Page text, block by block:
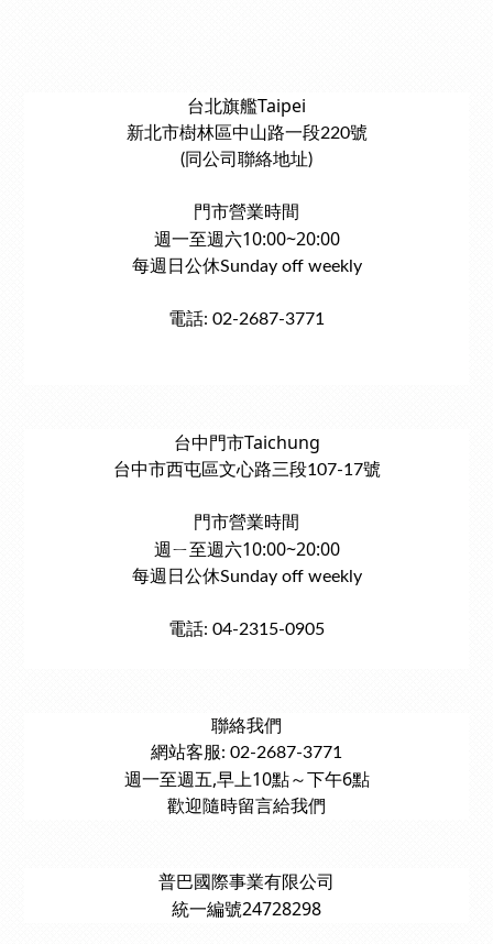
台北旗艦Taipei
新北市樹林區中山路一段220號
(同公司聯絡地址)
門市營業時間
週一至週六10:00~20:00
每週日公休Sunday off weekly
電話: 02-2687-3771
台中門市Taichung
台中市西屯區文心路三段107-17號
門市營業時間
週ㄧ至週六10:00~20:00
每週日公休Sunday off weekly
電話: 04-2315-0905
聯絡我們
網站客服: 02-2687-3771
週一至週五,早上10點～下午6點
歡迎隨時留言給我們
普巴國際事業有限公司
統一編號24728298